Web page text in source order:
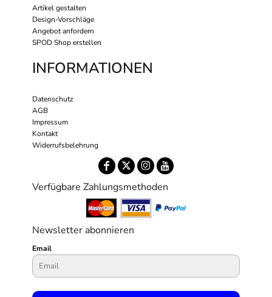
Artikel gestalten
Design-Vorschläge
Angebot anfordern
SPOD Shop erstellen
INFORMATIONEN
Datenschutz
AGB
Impressum
Kontakt
Widerrufsbelehrung
Verfügbare Zahlungsmethoden
Newsletter abonnieren
Email